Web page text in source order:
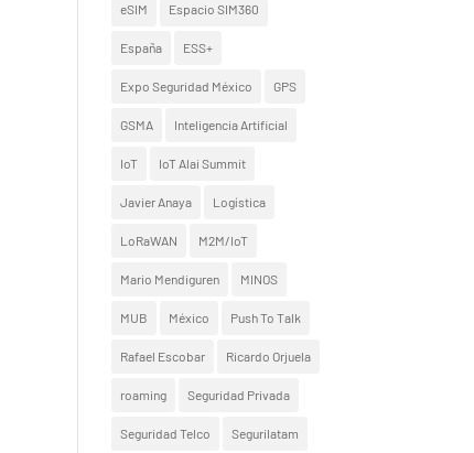
eSIM Espacio SIM360
España ESS+
Expo Seguridad México GPS
GSMA Inteligencia Artificial
IoT IoT Alai Summit
Javier Anaya Logística
LoRaWAN M2M/IoT
Mario Mendiguren MINOS
MUB México Push To Talk
Rafael Escobar Ricardo Orjuela
roaming Seguridad Privada
Seguridad Telco Segurilatam